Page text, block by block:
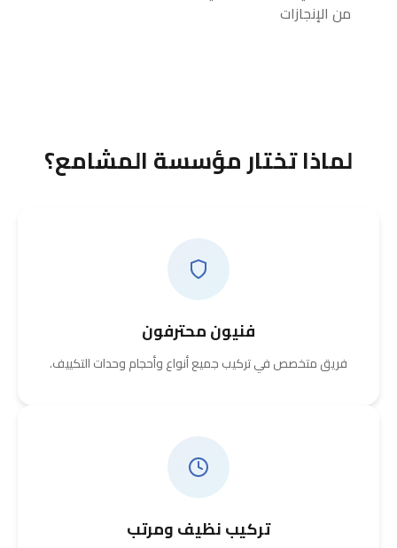
من الإنجازات
لماذا تختار مؤسسة المشامع؟
فنيون محترفون
فريق متخصص في تركيب جميع أنواع وأحجام وحدات التكييف.
تركيب نظيف ومرتب